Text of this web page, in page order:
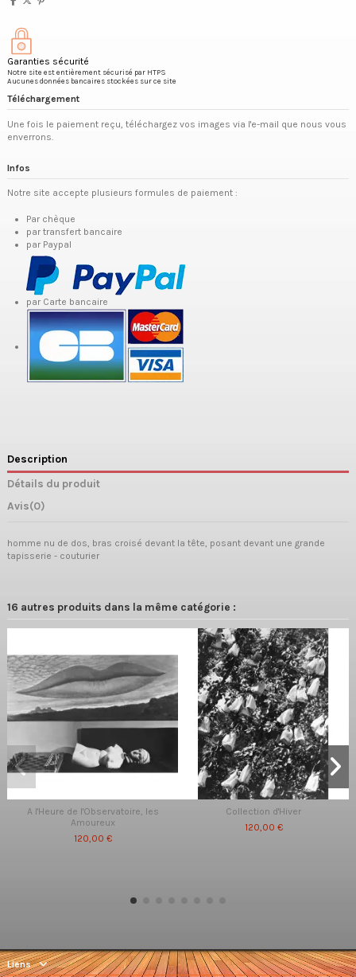
Garanties sécurité
Notre site est entièrement sécurisé par HTPS
Aucunes données bancaires stockées sur ce site
Téléchargement
Une fois le paiement reçu, téléchargez vos images via l'e-mail que nous vous
enverrons.
Infos
Notre site accepte plusieurs formules de paiement :
Par chèque
par transfert bancaire
par Paypal
par Carte bancaire
Description
Détails du produit
Avis(0)
homme nu de dos, bras croisé devant la tête, posant devant une grande
tapisserie - couturier
16 autres produits dans la même catégorie :
A l'Heure de l'Observatoire, les
Amoureux
120,00 €
Collection d'Hiver
120,00 €
Liens